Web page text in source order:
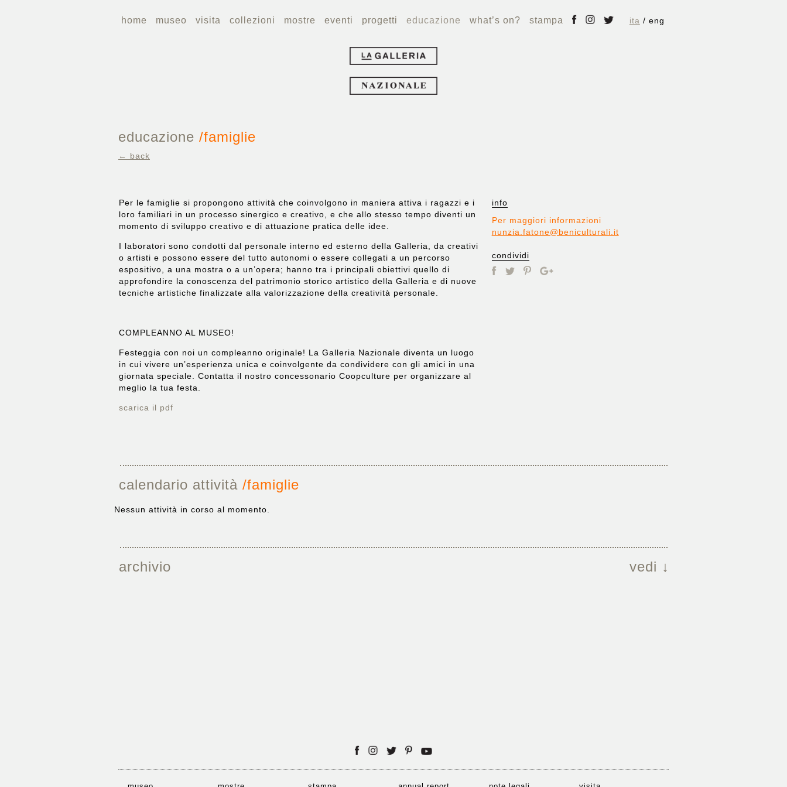
home museo visita collezioni mostre eventi progetti educazione what’s on? stampa ita eng
educazione /famiglie
← back
Per le famiglie si propongono attività che coinvolgono in maniera attiva i ragazzi e i
loro familiari in un processo sinergico e creativo, e che allo stesso tempo diventi un
momento di sviluppo creativo e di attuazione pratica delle idee.
I laboratori sono condotti dal personale interno ed esterno della Galleria, da creativi
o artisti e possono essere del tutto autonomi o essere collegati a un percorso
espositivo, a una mostra o a un’opera; hanno tra i principali obiettivi quello di
approfondire la conoscenza del patrimonio storico artistico della Galleria e di nuove
tecniche artistiche finalizzate alla valorizzazione della creatività personale.
COMPLEANNO AL MUSEO!
Festeggia con noi un compleanno originale! La Galleria Nazionale diventa un luogo
in cui vivere un’esperienza unica e coinvolgente da condividere con gli amici in una
giornata speciale. Contatta il nostro concessonario Coopculture per organizzare al
meglio la tua festa.
scarica il pdf
info
Per maggiori informazioni
nunzia.fatone@beniculturali.it
condividi
calendario attività /famiglie
Nessun attività in corso al momento.
archivio vedi ↓